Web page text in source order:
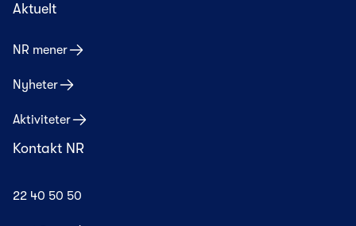
Aktuelt
NR mener
Nyheter
Aktiviteter
Kontakt NR
22 40 50 50